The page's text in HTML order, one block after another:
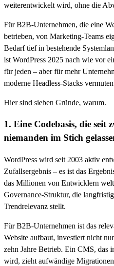
weiterentwickelt wird, ohne die
Für B2B-Unternehmen, die eine
betrieben, von Marketing-Teams
Bedarf tief in bestehende
ist WordPress 2025 nach wie vor
für jeden – aber für mehr
moderne Headless-Stacks
Hier sind sieben Gründe, warum.
1. Eine Codebasis, die seit
niemanden im Stich
WordPress wird seit 2003 aktiv
Zufallsergebnis – es ist das
das Millionen von Entwicklern
Governance-Struktur, die
Trendrelevanz stellt.
Für B2B-Unternehmen ist das
Website aufbaut, investiert nicht
zehn Jahre Betrieb. Ein CMS, das
wird, zieht aufwändige